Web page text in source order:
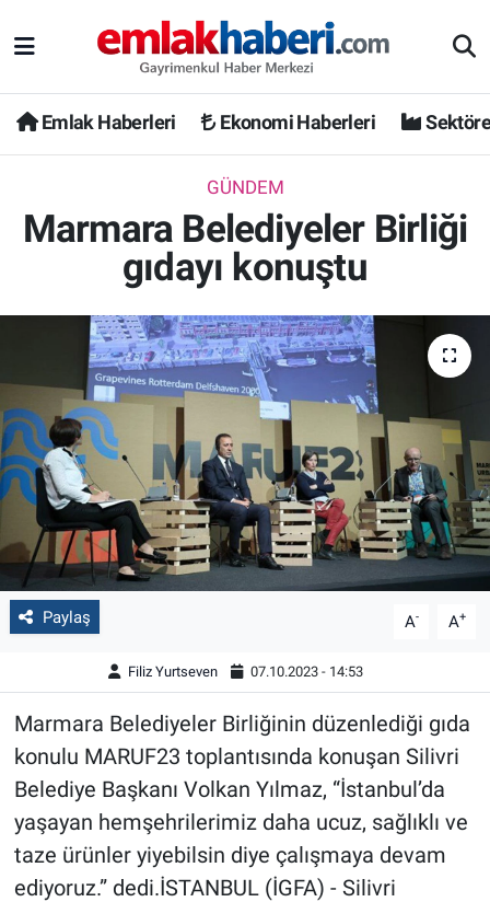
Emlak Haberleri Ekonomi Haberleri
GÜNDEM
Marmara Belediyeler Birliği
gıdayı konuştu
Paylaş A- A+
Filiz Yurtseven 07.10.2023 - 14:53
Marmara Belediyeler Birliğinin düzenlediği gıda
konulu MARUF23 toplantısında konuşan Silivri
Belediye Başkanı Volkan Yılmaz, “İstanbul’da
yaşayan hemşehrilerimiz daha ucuz, sağlıklı ve
taze ürünler yiyebilsin diye çalışmaya devam
ediyoruz.” dedi.İSTANBUL (İGFA) - Silivri